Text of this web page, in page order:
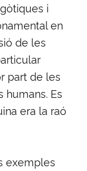
i
en
de les
part de les
Es
era la raó
exemples